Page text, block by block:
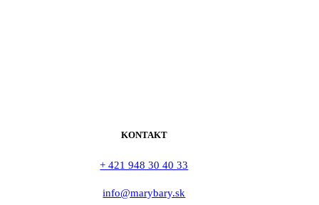
KONTAKT
+ 421 948 30 40 33
info@marybary.sk